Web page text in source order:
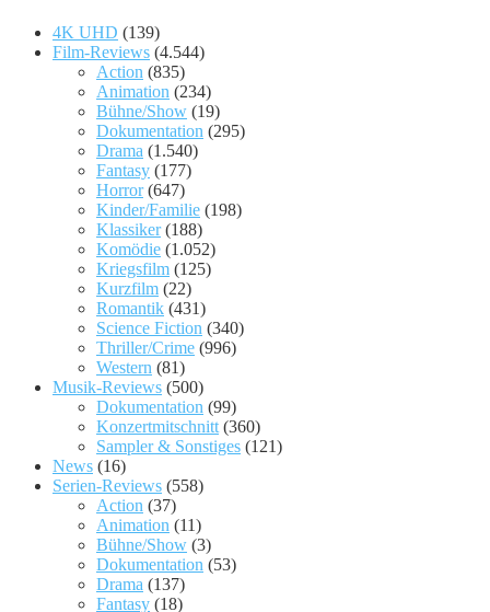
4K UHD (139)
Film-Reviews (4.544)
Action (835)
Animation (234)
Bühne/Show (19)
Dokumentation (295)
Drama (1.540)
Fantasy (177)
Horror(647)
Kinder/Familie (198)
Klassiker(188)
Komödie (1.052)
Kriegsfilm (125)
Kurzfilm (22)
Romantik (431)
Science Fiction (340)
Thriller/Crime (996)
Western (81)
Musik-Reviews (500)
Dokumentation (99)
Konzertmitschnitt (360)
Sampler & Sonstiges (121)
News (16)
Serien-Reviews (558)
Action (37)
Animation (11)
Bühne/Show (3)
Dokumentation (53)
Drama (137)
Fantasy (18)